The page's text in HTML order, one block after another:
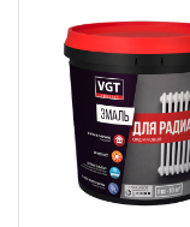
высоких температур.